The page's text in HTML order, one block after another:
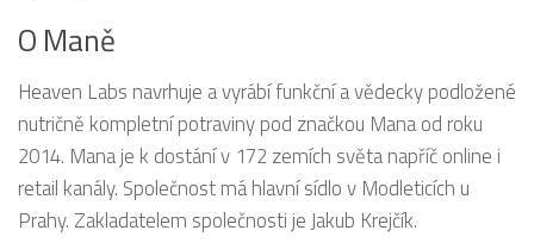
O Maně
Heaven Labs navrhuje a vyrábí funkční a vědecky podložené
nutričně kompletní potraviny pod značkou Mana od roku
2014. Mana je k dostání v 172 zemích světa napříč online i
retail kanály. Společnost má hlavní sídlo v Modleticích u
Prahy. Zakladatelem společnosti je Jakub Krejčík.